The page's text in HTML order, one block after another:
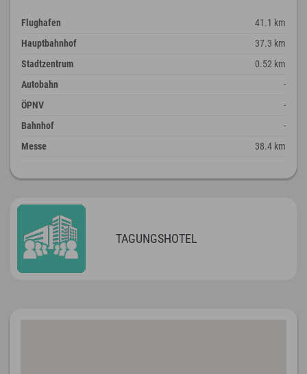
Flughafen
41.1 km
Hauptbahnhof
37.3 km
Stadtzentrum
0.52 km
Autobahn
-
ÖPNV
-
Bahnhof
-
Messe
38.4 km
TAGUNGSHOTEL